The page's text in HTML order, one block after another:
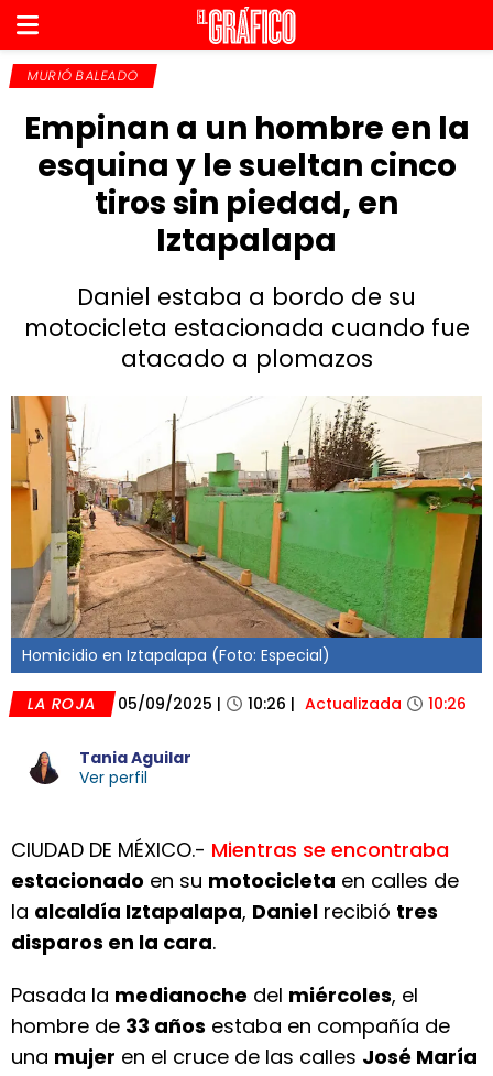
MURIÓ BALEADO
Empinan a un hombre en la
esquina y le sueltan cinco
tiros sin piedad, en
Iztapalapa
Daniel estaba a bordo de su
motocicleta estacionada cuando fue
atacado a plomazos
Homicidio en Iztapalapa (Foto: Especial)
LA ROJA 05/09/2025 | 10:26 | Actualizada 10:26
Tania Aguilar
Ver perfil
CIUDAD DE MÉXICO.- Mientras se encontraba
estacionado en su motocicleta en calles de
la alcaldía Iztapalapa, Daniel recibió tres
disparos en la cara.
Pasada la medianoche del miércoles, el
hombre de 33 años estaba en compañía de
una mujer en el cruce de las calles José María